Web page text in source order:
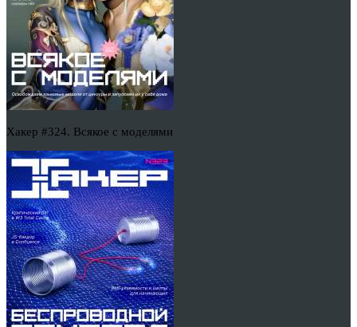
Хакер #324. Всякое с моделями